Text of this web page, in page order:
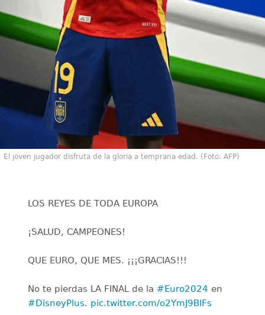
El joven jugador disfruta de la gloria a temprana edad. (Foto: AFP)
LOS REYES DE TODA EUROPA
¡SALUD, CAMPEONES!
QUE EURO, QUE MES. ¡¡¡GRACIAS!!!
No te pierdas LA FINAL de la #Euro2024 en
#DisneyPlus. pic.twitter.com/o2YmJ9BIFs